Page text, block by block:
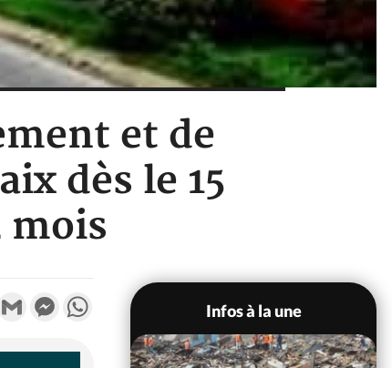
et de
dès le 15
mois
Email Gmail MessengerWhatsApp
Infos à la une